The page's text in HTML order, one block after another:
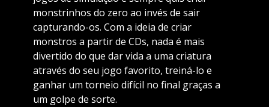
monstrinhos do zero ao invés de sair
capturando-os. Com a ideia de criar
monstros a partir de CDs, nada é mais
divertido do que dar vida a uma criatura
através do seu jogo favorito, treiná-lo e
ganhar um torneio difícil no final graças a
um golpe de sorte.